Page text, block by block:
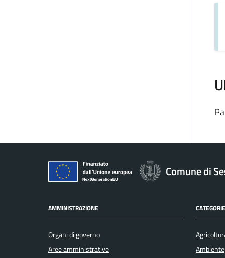
Comune di
AMMINISTRAZIONE
Organi di governo
Aree amministrative
Ambiente